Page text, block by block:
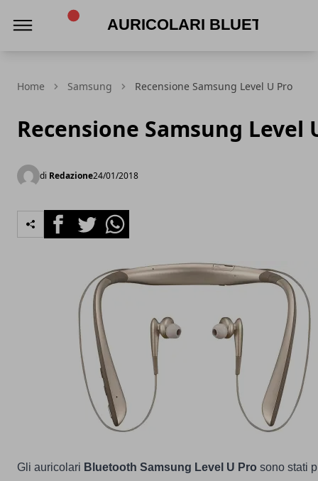
Home Samsung Recensione Samsung Level U Pro
Recensione Samsung Level
di Redazione24/01/2018
FacebookTwitterWhatsapp
Gli auricolari Bluetooth Samsung Level U Pro sono stati